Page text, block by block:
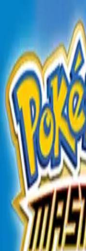
TOP店舗一覧イベント
2025年3月 下旬入荷
2025年3月 下旬入荷
ポケモン
ポケットモンスター
入荷予定店舗(全5店
川越店川崎店浦和店平
ご利用上のお願い
本リストは、入
超人気景品は【